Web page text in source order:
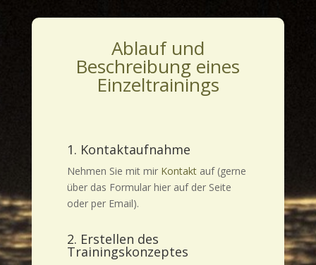
Ablauf und
Beschreibung eines
Einzeltrainings
1. Kontaktaufnahme
Nehmen Sie mit mir Kontaktauf (gerne
über das Formular hier auf der Seite
oder per Email).
2. Erstellen des
Trainingskonzeptes